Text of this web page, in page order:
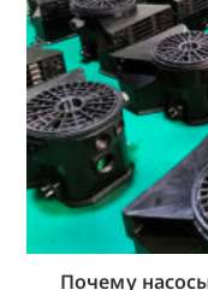
Почему